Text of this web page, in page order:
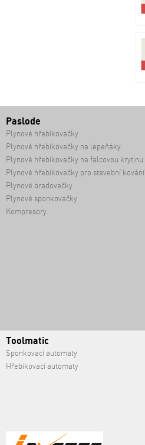
Paslode
Plynové hřebíkovačky
Plynové hřebíkovačky na lepeňáky
Plynové hřebíkovačky na falcovou krytinu
Plynové hřebíkovačky pro stavební kování
Plynové bradovačky
Plynové sponkovačky
Kompresory
Toolmatic
Sponkovací automaty
Hřebíkovací automaty